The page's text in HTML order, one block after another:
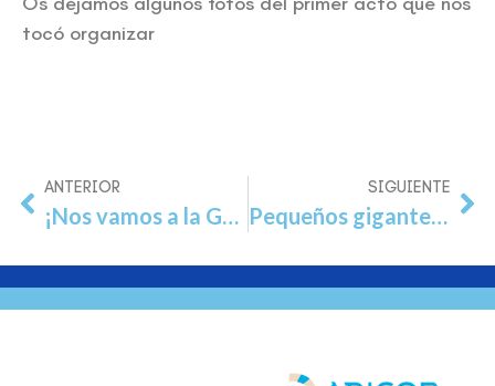
tocó organizar
ANTERIOR
¡Nos vamos a la Granja con los peques!
SIGUIENTE
Pequeños gigantes: Celebrando la valentía y el futuro en el Diabetes Experience Day